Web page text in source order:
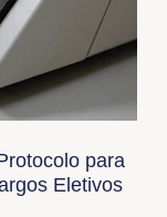
para
Eletivos